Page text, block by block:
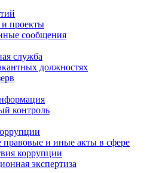
проекты
сообщения
служба
должностях
контроль
и иные акты в сфере
коррупции
экспертиза